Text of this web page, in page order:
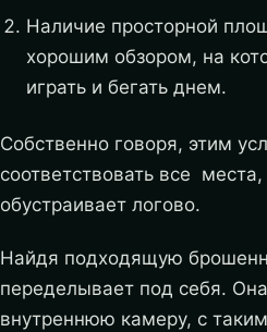
Наличие просторной
хорошим обзором, на
играть и бегать днем.
Собственно говоря, этим
соответствовать все
обустраивает логово.
Найдя подходящую
переделывает под себя.
внутреннюю камеру, с